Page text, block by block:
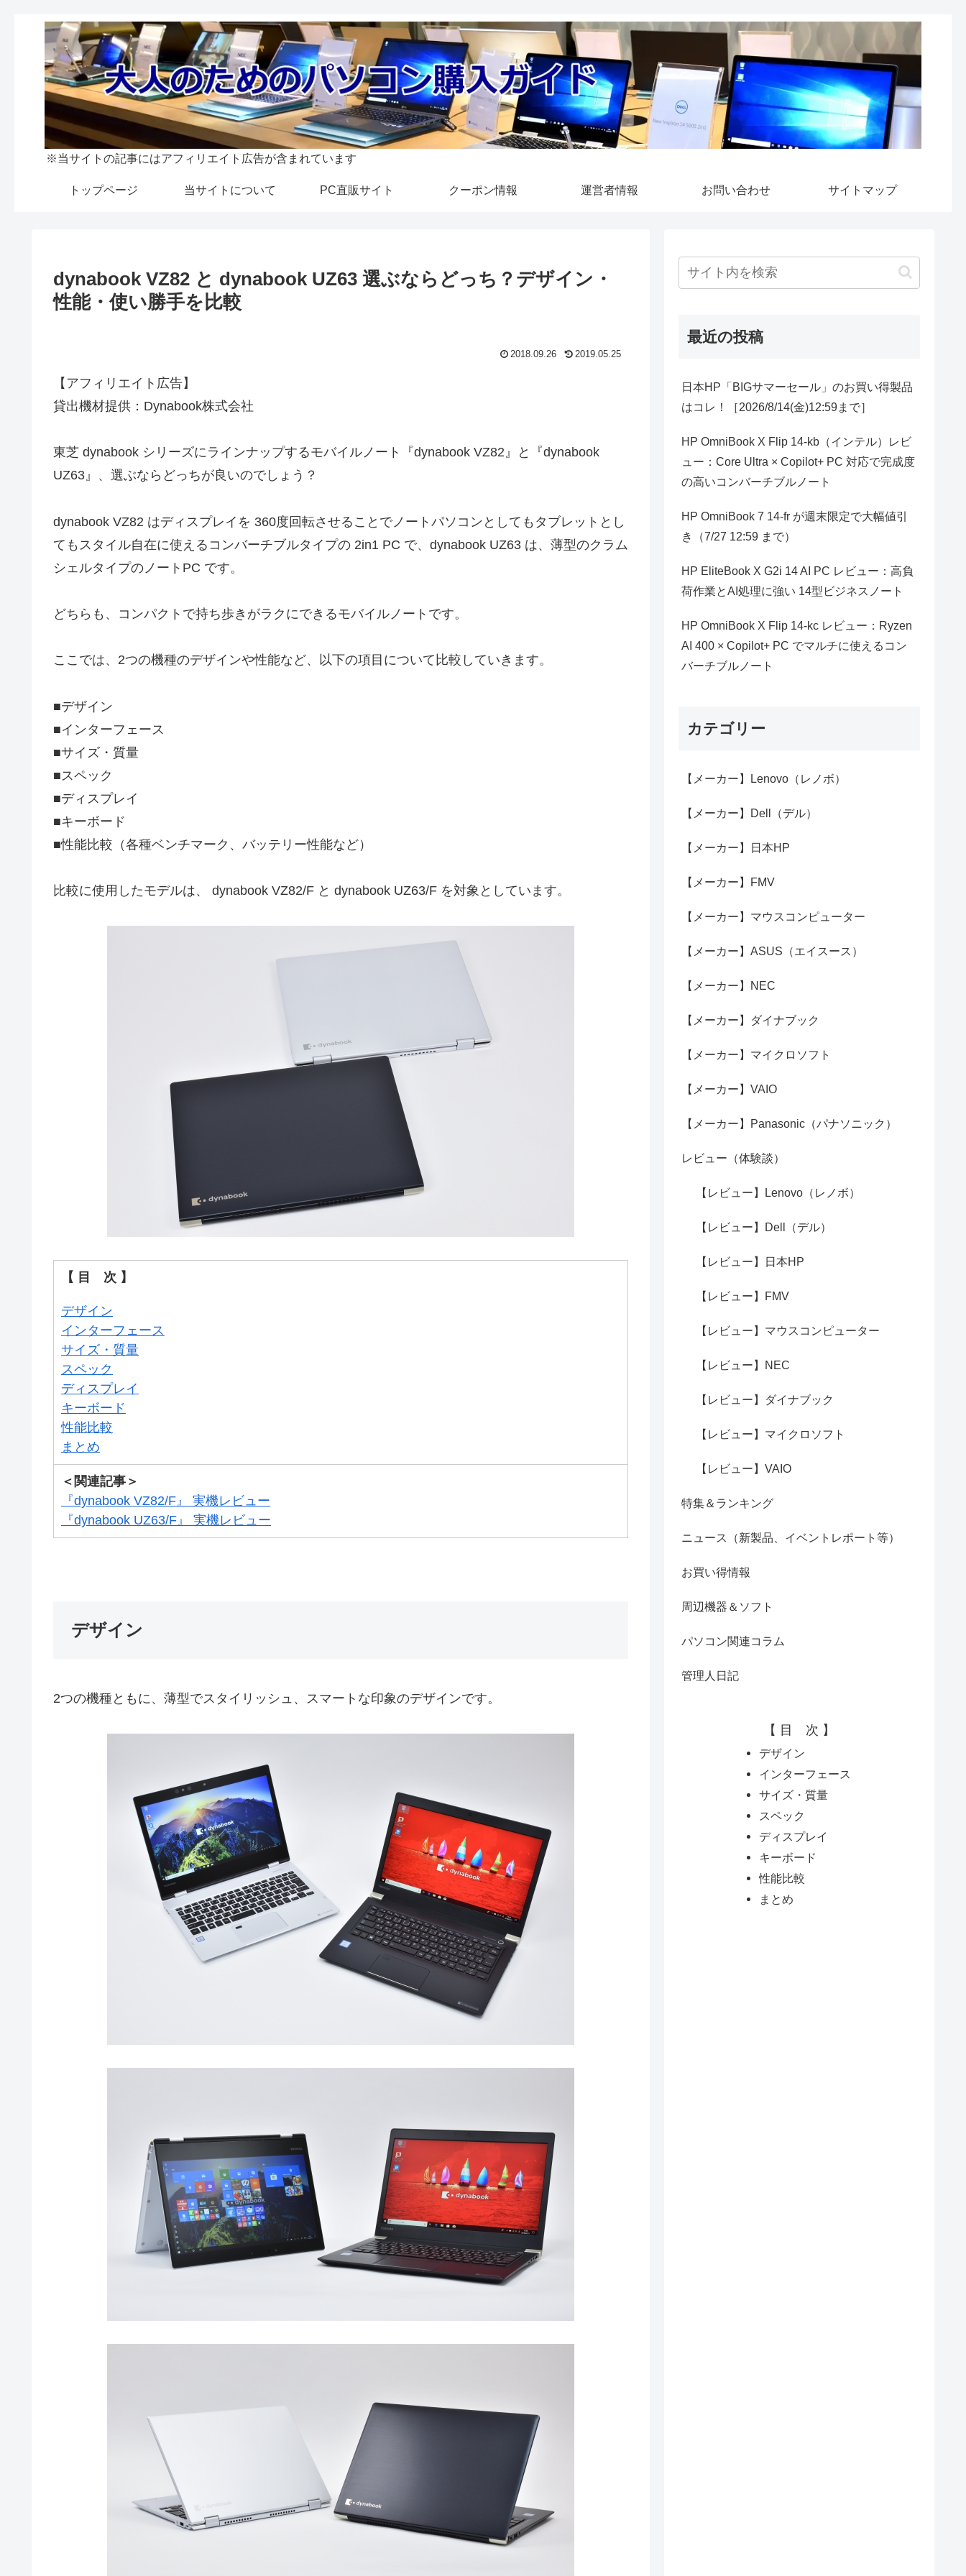
※当サイトの記事にはアフィリエイト広告が含まれています
トップページ 当サイトについて PC直販サイト クーポン情報 運営者情報 お問い合わせ サイトマップ
dynabook VZ82 と dynabook UZ63 選ぶならどっち？デザイン・
性能・使い勝手を比較
2018.09.26 2019.05.25
【アフィリエイト広告】
貸出機材提供：Dynabook株式会社
東芝 dynabook シリーズにラインナップするモバイルノート『dynabook VZ82』と『dynabook
UZ63』、選ぶならどっちが良いのでしょう？
dynabook VZ82 はディスプレイを 360度回転させることでノートパソコンとしてもタブレットとし
てもスタイル自在に使えるコンバーチブルタイプの 2in1 PC で、dynabook UZ63 は、薄型のクラム
シェルタイプのノートPC です。
どちらも、コンパクトで持ち歩きがラクにできるモバイルノートです。
ここでは、2つの機種のデザインや性能など、以下の項目について比較していきます。
■デザイン
■インターフェース
■サイズ・質量
■スペック
■ディスプレイ
■キーボード
■性能比較（各種ベンチマーク、バッテリー性能など）
比較に使用したモデルは、 dynabook VZ82/F と dynabook UZ63/F を対象としています。
【 目 次 】
デザイン
インターフェース
サイズ・質量
スペック
ディスプレイ
キーボード
性能比較
まとめ
＜関連記事＞
『dynabook VZ82/F』 実機レビュー
『dynabook UZ63/F』 実機レビュー
デザイン
2つの機種ともに、薄型でスタイリッシュ、スマートな印象のデザインです。
最近の投稿
日本HP「BIGサマーセール」のお買い得製品
はコレ！［2026/8/14(金)12:59まで］
HP OmniBook X Flip 14-kb（インテル）レビ
ュー：Core Ultra × Copilot+ PC 対応で完成度
の高いコンバーチブルノート
HP OmniBook 7 14-fr が週末限定で大幅値引
き（7/27 12:59 まで）
HP EliteBook X G2i 14 AI PC レビュー：高負
荷作業とAI処理に強い 14型ビジネスノート
HP OmniBook X Flip 14-kc レビュー：Ryzen
AI 400 × Copilot+ PC でマルチに使えるコン
バーチブルノート
カテゴリー
【メーカー】Lenovo（レノボ）
【メーカー】Dell（デル）
【メーカー】日本HP
【メーカー】FMV
【メーカー】マウスコンピューター
【メーカー】ASUS（エイスース）
【メーカー】NEC
【メーカー】ダイナブック
【メーカー】マイクロソフト
【メーカー】VAIO
【メーカー】Panasonic（パナソニック）
レビュー（体験談）
【レビュー】Lenovo（レノボ）
【レビュー】Dell（デル）
【レビュー】日本HP
【レビュー】FMV
【レビュー】マウスコンピューター
【レビュー】NEC
【レビュー】ダイナブック
【レビュー】マイクロソフト
【レビュー】VAIO
特集＆ランキング
ニュース（新製品、イベントレポート等）
お買い得情報
周辺機器＆ソフト
パソコン関連コラム
管理人日記
【 目 次 】
デザイン
インターフェース
サイズ・質量
スペック
ディスプレイ
キーボード
性能比較
まとめ